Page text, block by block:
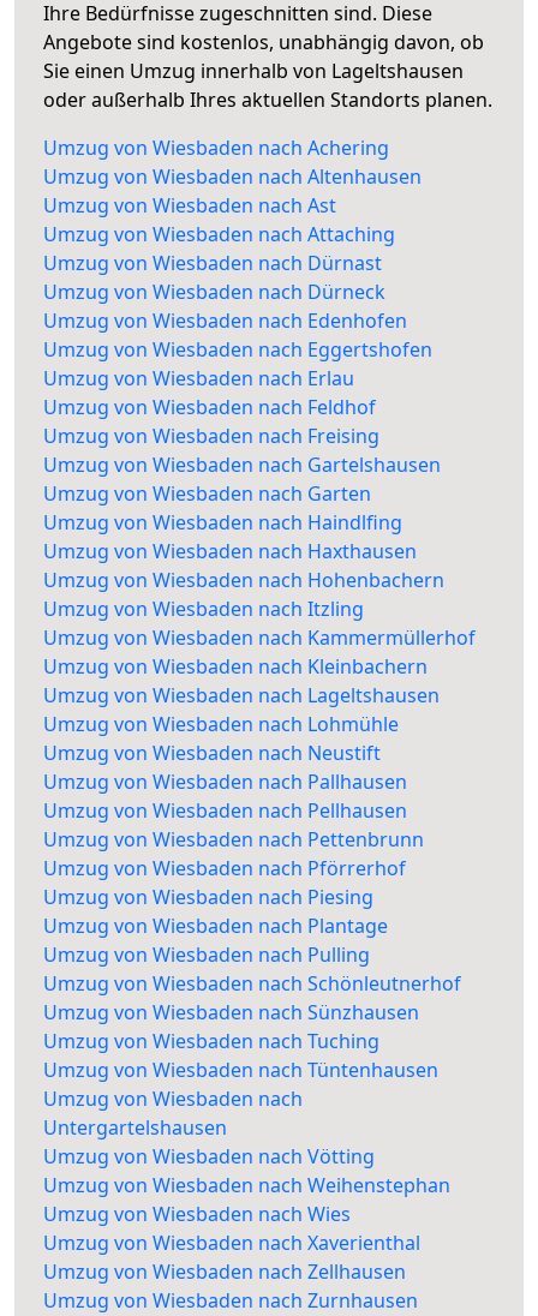
Ihre Bedürfnisse zugeschnitten sind. Diese
Angebote sind kostenlos, unabhängig davon, ob
Sie einen Umzug innerhalb von Lageltshausen
oder außerhalb Ihres aktuellen Standorts planen.
Umzug von Wiesbaden nach Achering
Umzug von Wiesbaden nach Altenhausen
Umzug von Wiesbaden nach Ast
Umzug von Wiesbaden nach Attaching
Umzug von Wiesbaden nach Dürnast
Umzug von Wiesbaden nach Dürneck
Umzug von Wiesbaden nach Edenhofen
Umzug von Wiesbaden nach Eggertshofen
Umzug von Wiesbaden nach Erlau
Umzug von Wiesbaden nach Feldhof
Umzug von Wiesbaden nach Freising
Umzug von Wiesbaden nach Gartelshausen
Umzug von Wiesbaden nach Garten
Umzug von Wiesbaden nach Haindlfing
Umzug von Wiesbaden nach Haxthausen
Umzug von Wiesbaden nach Hohenbachern
Umzug von Wiesbaden nach Itzling
Umzug von Wiesbaden nach Kammermüllerhof
Umzug von Wiesbaden nach Kleinbachern
Umzug von Wiesbaden nach Lageltshausen
Umzug von Wiesbaden nach Lohmühle
Umzug von Wiesbaden nach Neustift
Umzug von Wiesbaden nach Pallhausen
Umzug von Wiesbaden nach Pellhausen
Umzug von Wiesbaden nach Pettenbrunn
Umzug von Wiesbaden nach Pförrerhof
Umzug von Wiesbaden nach Piesing
Umzug von Wiesbaden nach Plantage
Umzug von Wiesbaden nach Pulling
Umzug von Wiesbaden nach Schönleutnerhof
Umzug von Wiesbaden nach Sünzhausen
Umzug von Wiesbaden nach Tuching
Umzug von Wiesbaden nach Tüntenhausen
Umzug von Wiesbaden nach
Untergartelshausen
Umzug von Wiesbaden nach Vötting
Umzug von Wiesbaden nach Weihenstephan
Umzug von Wiesbaden nach Wies
Umzug von Wiesbaden nach Xaverienthal
Umzug von Wiesbaden nach Zellhausen
Umzug von Wiesbaden nach Zurnhausen